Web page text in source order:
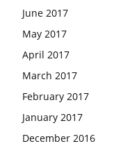
June 2017
May 2017
April 2017
March 2017
February 2017
January 2017
December 2016